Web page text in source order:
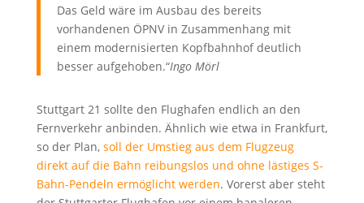
Das Geld wäre im Ausbau des bereits
vorhandenen ÖPNV in Zusammenhang mit
einem modernisierten Kopfbahnhof deutlich
besser aufgehoben.“Ingo Mörl
Stuttgart 21 sollte den Flughafen endlich an den
Fernverkehr anbinden. Ähnlich wie etwa in Frankfurt,
so der Plan, soll der Umstieg aus dem Flugzeug
direkt auf die Bahn reibungslos und ohne lästiges S-
Bahn-Pendeln ermöglicht werden. Vorerst aber steht